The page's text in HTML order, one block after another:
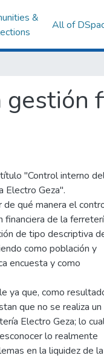
&
All of
"Control interno
Electro Geza".
qué manera el
financiera de la
de tipo descriptiva
como población y
encuesta y como
ya que, como
que no se realiza un
Electro Geza; lo
lo realmente
en la liquidez de la